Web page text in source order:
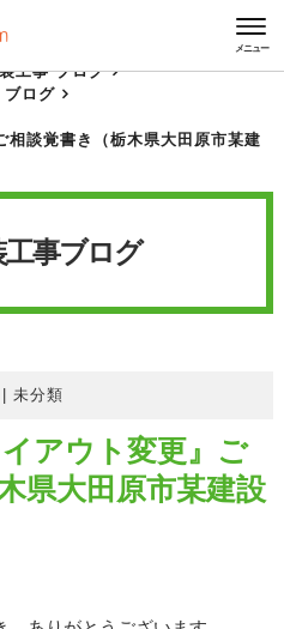
メニュー
工事 ブログ
ブログ
相談覚書き（栃木県大田原市某建
事ブログ
未分類
アウト変更』ご
県大田原市某建設